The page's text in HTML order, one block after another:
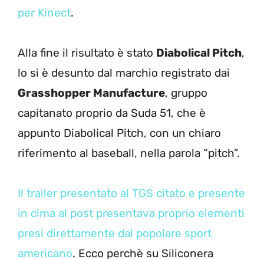
per Kinect.
Alla fine il risultato è stato Diabolical Pitch,
lo si è desunto dal marchio registrato dai
Grasshopper Manufacture, gruppo
capitanato proprio da Suda 51, che è
appunto Diabolical Pitch, con un chiaro
riferimento al baseball, nella parola “pitch”.
Il trailer presentato al TGS citato e presente
in cima al post presentava proprio elementi
presi direttamente dal popolare sport
americano. Ecco perchè su Siliconera